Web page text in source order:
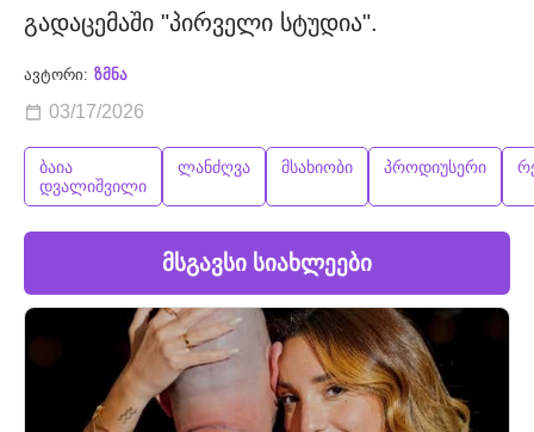
გადაცემაში "პირველი სტუდია".
ავტორი: ზმნა
03/17/2026
ბაია
დვალიშვილი
ლანძღვა მსახიობი პროდიუსერი
მსგავსი სიახლეები